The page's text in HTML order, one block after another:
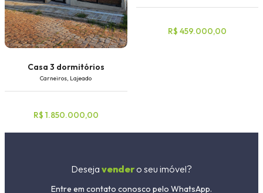
Casa 3 dormitórios
Carneiros, Lajeado
R$ 1.850.000,00
R$ 459.000,00
Deseja vendero seu imóvel?
Entre em contato conosco pelo WhatsApp.